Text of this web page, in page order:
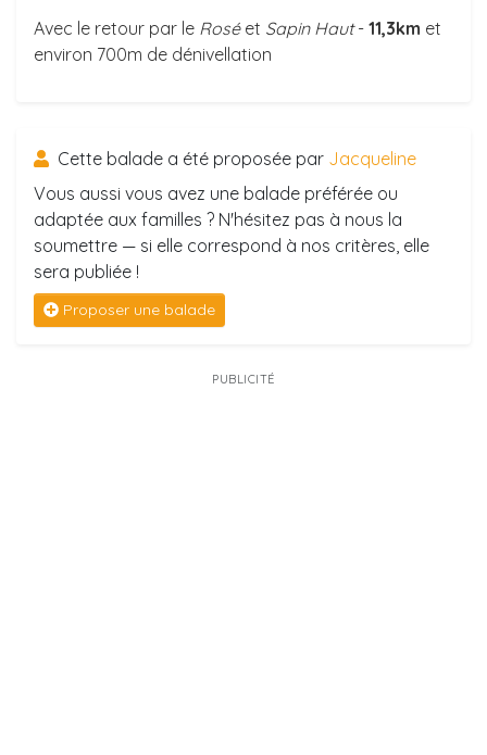
Avec le retour par le Rosé et Sapin Haut- 11,3km et
environ 700m de dénivellation
Cette balade a été proposée par Jacqueline
Vous aussi vous avez une balade préférée ou
adaptée aux familles ? N'hésitez pas à nous la
soumettre — si elle correspond à nos critères, elle
sera publiée !
Proposer une balade
PUBLICITÉ